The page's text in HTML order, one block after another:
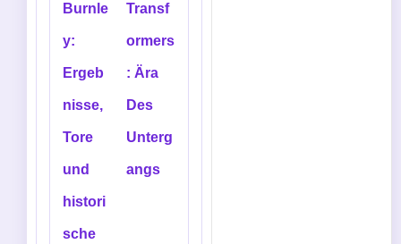
Burnle
y:
Ergeb
nisse,
Tore
und
histori
sche
Transf
ormers
: Ära
Des
Unterg
angs